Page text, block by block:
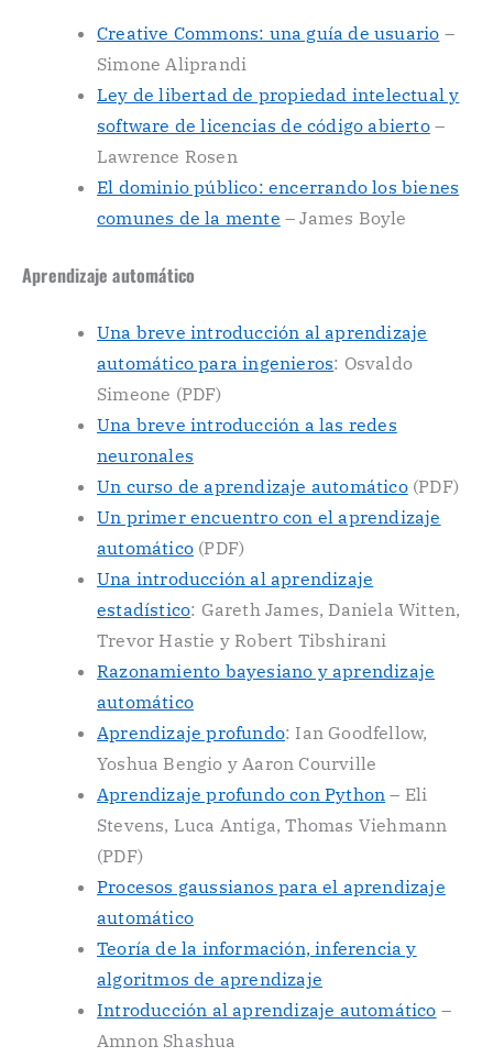
Creative Commons: una guía de usuario –
Simone Aliprandi
Ley de libertad de propiedad intelectual y
software de licencias de código abierto–
Lawrence Rosen
El dominio público: encerrando los bienes
comunes de la mente – James Boyle
Aprendizaje automático
Una breve introducción al aprendizaje
automático para ingenieros: Osvaldo
Simeone (PDF)
Una breve introducción a las redes
neuronales
Un curso de aprendizaje automático(PDF)
Un primer encuentro con el aprendizaje
automático (PDF)
Una introducción al aprendizaje
estadístico: Gareth James, Daniela Witten,
Trevor Hastie y Robert Tibshirani
Razonamiento bayesiano y aprendizaje
automático
Aprendizaje profundo: Ian Goodfellow,
Yoshua Bengio y Aaron Courville
Aprendizaje profundo con Python – Eli
Stevens, Luca Antiga, Thomas Viehmann
(PDF)
Procesos gaussianos para el aprendizaje
automático
Teoría de la información, inferencia y
algoritmos de aprendizaje
Introducción al aprendizaje automático –
Amnon Shashua